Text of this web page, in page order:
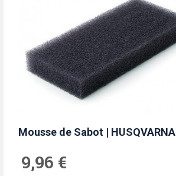
Mousse de Sabot | HUSQVARNA
9,96 €